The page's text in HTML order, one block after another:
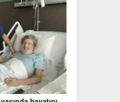
istedi.
verdiği evraklarda